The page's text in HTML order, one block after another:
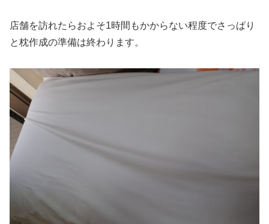
店舗を訪れたらおよそ1時間もかからない程度でさっぱり
と枕作成の準備は終わります。